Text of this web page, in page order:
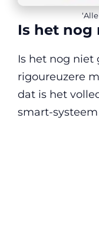
Is het nog
Is het nog niet
rigoureuzere
dat is het
smart-